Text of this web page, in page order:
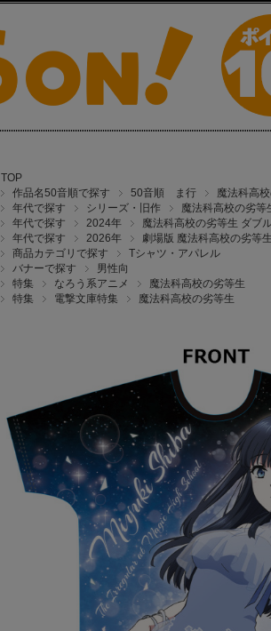
TOP
作品名50音順で探す
50音順 ま行
魔法科高
年代で探す
シリーズ・旧作
魔法科高校の劣等
年代で探す
2024年
魔法科高校の劣等生 ダブ
年代で探す
2026年
劇場版 魔法科高校の劣等
商品カテゴリで探す
Tシャツ・アパレル
バナーで探す
男性向
特集
なろう系アニメ
魔法科高校の劣等生
特集
電撃文庫特集 魔法科高校の劣等生